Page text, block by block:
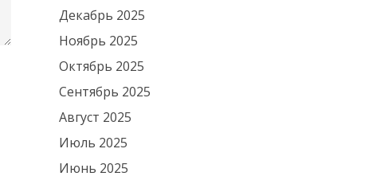
Декабрь 2025
Ноябрь 2025
Октябрь 2025
Сентябрь 2025
Август 2025
Июль 2025
Июнь 2025